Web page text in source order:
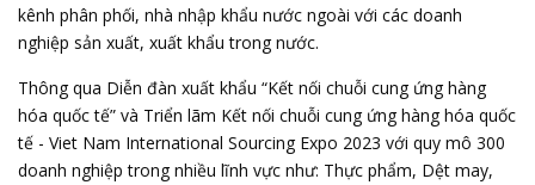
kênh phân phối, nhà nhập khẩu nước ngoài với các doanh
nghiệp sản xuất, xuất khẩu trong nước.
Thông qua Diễn đàn xuất khẩu “Kết nối chuỗi cung ứng hàng
hóa quốc tế” và Triển lãm Kết nối chuỗi cung ứng hàng hóa quốc
tế - Viet Nam International Sourcing Expo 2023 với quy mô 300
doanh nghiệp trong nhiều lĩnh vực như: Thực phẩm, Dệt may,